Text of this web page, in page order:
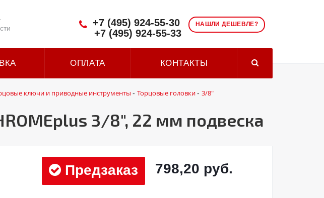
НАШЛИ ДЕШЕВЛЕ?
+7 (495) 924-55-30
+7 (495) 924-55-33
ОПЛАТА КОНТАКТЫ
ключи и приводные инструменты - Торцовые головки- 3/8"
3/8", 22 мм подвеска
Предзаказ 798,20 руб.